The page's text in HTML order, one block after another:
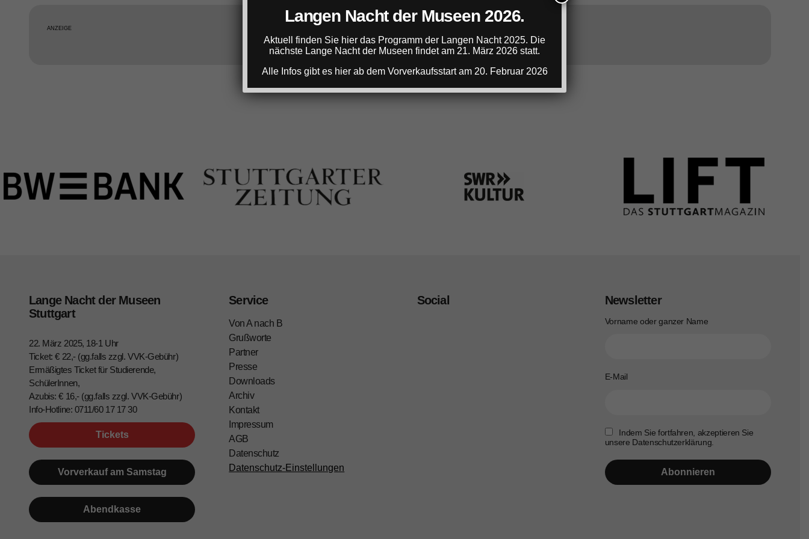
ANZEIGE
Lange Nacht der Museen
Stuttgart
22. März 2025, 18-1 Uhr
Ticket: € 22,- (gg.falls zzgl. VVK-Gebühr)
Ermäßigtes Ticket für Studierende,
SchülerInnen,
Azubis: € 16,- (gg.falls zzgl. VVK-Gebühr)
Info-Hotline: 0711/60 17 17 30
Tickets
Vorverkauf am Samstag
Abendkasse
Service
Von A nach B
Grußworte
Partner
Presse
Downloads
Archiv
Kontakt
Impressum
AGB
Datenschutz
Datenschutz-Einstellungen
Social Newsletter
Vorname oder ganzer Name
E-Mail
Indem Sie fortfahren, akzeptieren Sie
unsere Datenschutzerklärung.
Langen Nacht der Museen 2026.
Aktuell finden Sie hier das Programm der Langen Nacht 2025. Die
nächste Lange Nacht der Museen findet am 21. März 2026 statt.
Alle Infos gibt es hier ab dem Vorverkaufsstart am 20. Februar 2026